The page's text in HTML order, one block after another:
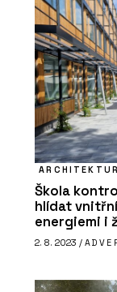
Škola
hlídat
energiemi i
2. 8. 2023 /